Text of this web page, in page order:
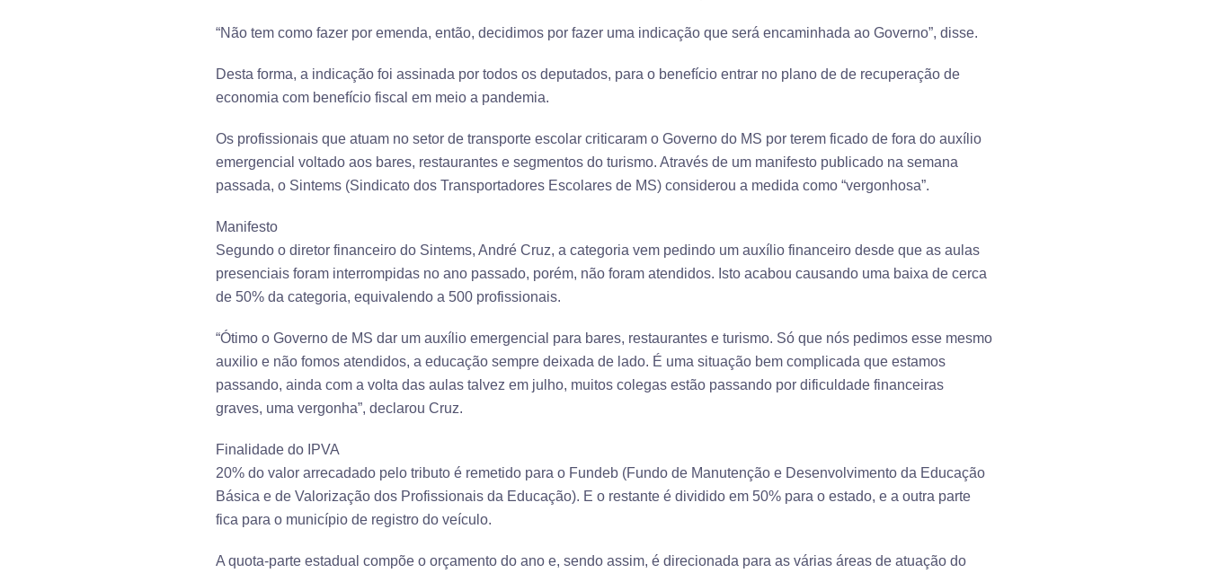
“Não tem como fazer por emenda, então, decidimos por fazer uma indicação que será encaminhada ao Governo”, disse.
Desta forma, a indicação foi assinada por todos os deputados, para o benefício entrar no plano de de recuperação de
economia com benefício fiscal em meio a pandemia.
Os profissionais que atuam no setor de transporte escolar criticaram o Governo do MS por terem ficado de fora do auxílio
emergencial voltado aos bares, restaurantes e segmentos do turismo. Através de um manifesto publicado na semana
passada, o Sintems (Sindicato dos Transportadores Escolares de MS) considerou a medida como “vergonhosa”.
Manifesto
Segundo o diretor financeiro do Sintems, André Cruz, a categoria vem pedindo um auxílio financeiro desde que as aulas
presenciais foram interrompidas no ano passado, porém, não foram atendidos. Isto acabou causando uma baixa de cerca
de 50% da categoria, equivalendo a 500 profissionais.
“Ótimo o Governo de MS dar um auxílio emergencial para bares, restaurantes e turismo. Só que nós pedimos esse mesmo
auxilio e não fomos atendidos, a educação sempre deixada de lado. É uma situação bem complicada que estamos
passando, ainda com a volta das aulas talvez em julho, muitos colegas estão passando por dificuldade financeiras
graves, uma vergonha”, declarou Cruz.
Finalidade do IPVA
20% do valor arrecadado pelo tributo é remetido para o Fundeb (Fundo de Manutenção e Desenvolvimento da Educação
Básica e de Valorização dos Profissionais da Educação). E o restante é dividido em 50% para o estado, e a outra parte
fica para o município de registro do veículo.
A quota-parte estadual compõe o orçamento do ano e, sendo assim, é direcionada para as várias áreas de atuação do